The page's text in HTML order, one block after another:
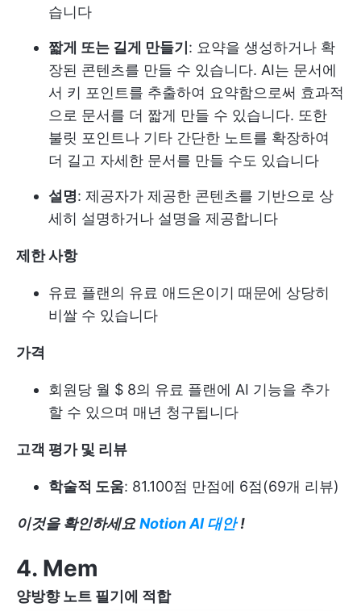
습니다
짧게 또는 길게 만들기 : 요약을 생성하거나 확
장된 콘텐츠를 만들 수 있습니다. AI는 문서에
서 키 포인트를 추출하여 요약함으로써 효과적
으로 문서를 더 짧게 만들 수 있습니다. 또한
불릿 포인트나 기타 간단한 노트를 확장하여
더 길고 자세한 문서를 만들 수도 있습니다
설명: 제공자가 제공한 콘텐츠를 기반으로 상
세히 설명하거나 설명을 제공합니다
제한 사항
유료 플랜의 유료 애드온이기 때문에 상당히
비쌀 수 있습니다
가격
회원당 월 $ 8의 유료 플랜에 AI 기능을 추가
할 수 있으며 매년 청구됩니다
고객 평가 및 리뷰
학술적 도움: 81.100점 만점에 6점(69개 리뷰)
이것을 확인하세요 Notion AI 대안 !
4. Mem
양방향 노트 필기에 적합